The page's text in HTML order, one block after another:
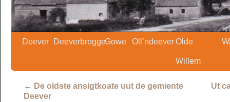
Deever DeeverbroggeGowe Oll’ndeeverOlde
Willem
← De oldste ansigtkoate uut de gemiente
Deever
Ut